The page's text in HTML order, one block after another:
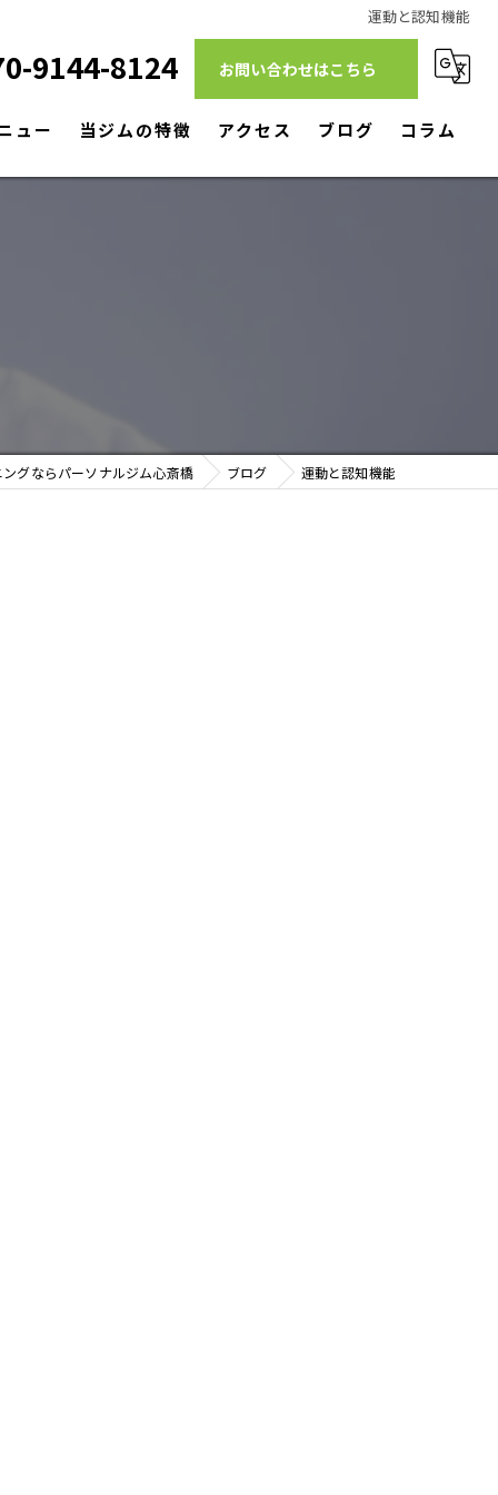
運動と認知機能
9144-8124 お問い合わせはこちら
ュー 当ジムの特徴 アクセス ブログ コラム
グならパーソナルジム心斎橋 ブログ 運動と認知機能